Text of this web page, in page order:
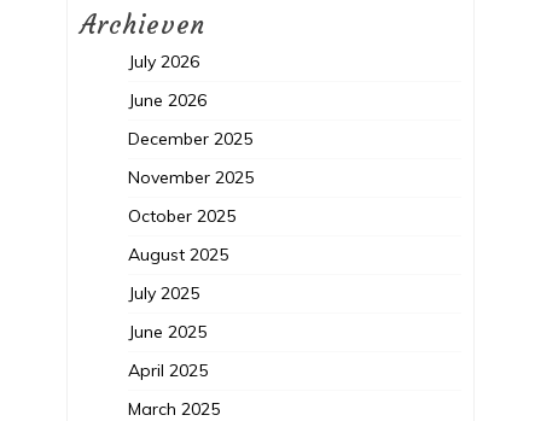
Archieven
July 2026
June 2026
December 2025
November 2025
October 2025
August 2025
July 2025
June 2025
April 2025
March 2025